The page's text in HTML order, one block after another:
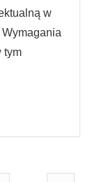
w
tym